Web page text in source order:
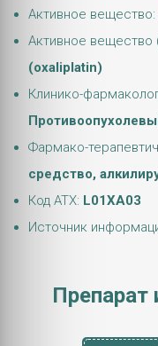
Активное вещество:
Активное вещество
(oxaliplatin)
Клинико-
Фармако-
средство,
Код АТХ: L01XA03
Источник